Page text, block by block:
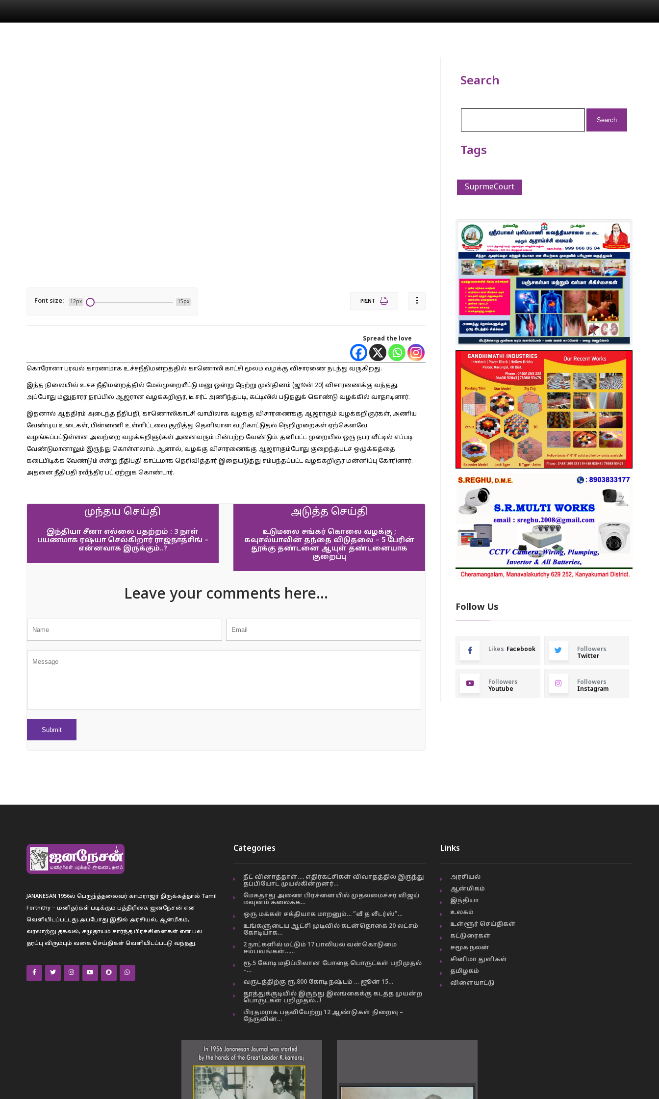
Font size: 12px 15px PRINT
Spread the love
கொரோனா பரவல் காரணமாக உச்சநீதிமன்றத்தில் காணொலி காட்சி மூலம் வழக்கு விசாரணை நடந்து வருகிறது.
இந்த நிலையில் உச்ச நீதிமன்றத்தில் மேல்முறையீட்டு மனு ஒன்று நேற்று முன்தினம் (ஜூன் 20) விசாரணைக்கு வந்தது.
அப்போது மனுதாரர் தரப்பில் ஆஜரான வழக்கறிஞர், டீ சர்ட் அணிந்தபடி, கட்டிலில் படுத்துக் கொண்டு வழக்கில் வாதாடினார்.
இதனால் ஆத்திரம் அடைந்த நீதிபதி, காணொலிகாட்சி வாயிலாக வழக்கு விசாரணைக்கு ஆஜராகும் வழக்கறிஞர்கள், அணிய
வேண்டிய உடைகள், பின்னணி உள்ளிட்டவை குறித்து தெளிவான வழிகாட்டுதல் நெறிமுறைகள் ஏற்கெனவே
வழங்கப்பட்டுள்ளன.அவற்றை வழக்கறிஞர்கள் அனைவரும் பின்பற்ற வேண்டும். தனிபட்ட முறையில் ஒரு நபர் வீட்டில் எப்படி
வேண்டுமானாலும் இருந்து கொள்ளலாம். ஆனால், வழக்கு விசாரணைக்கு ஆஜராகும்போது குறைந்தபட்ச ஒழுக்கத்தை
கடைபிடிக்க வேண்டும் என்று நீதிபதி காட்டமாக தெரிவித்தார்.இதையடுத்து சம்பந்தப்பட்ட வழக்கறிஞர் மன்னிப்பு கோரினார்.
அதனை நீதிபதி ரவீந்திர பட் ஏற்றுக் கொண்டார்.
முந்தய செய்தி
இந்தியா சீனா எல்லை பதற்றம் : 3 நாள்
பயணமாக ரஷ்யா செல்கிறார் ராஜ்நாத்சிங் –
என்னவாக இருக்கும்..?
அடுத்த செய்தி
உடுமலை சங்கர் கொலை வழக்கு ;
கவுசல்யாவின் தந்தை விடுதலை – 5 பேரின்
தூக்கு தண்டனை ஆயுள் தண்டனையாக
குறைப்பு
Leave your comments here...
Search
Tags
SuprmeCourt
Follow Us
Likes Facebook
Followers
Twitter
Followers
Youtube
Followers
Instagram
JANANESAN 1956ல் பெருந்த்தலைவர் காமராஜர் திருக்கத்தால் Tamil
Fortnithy – மனிதர்கள் படிக்கும் பத்திரிகை ஐனநேசன் என
வெளியிடப்பட்டது.அப்போது இதில் அரசியல், ஆன்மீகம்,
வரலாற்று தகவல், சமுதாயம் சார்ந்த பிரச்சினைகள் என பல
தரப்பு விரும்பும் வகை செய்திகள் வெளியிடப்பட்டு வந்தது.
Categories
நீட் வினாத்தாள்…. எதிர்கட்சிகள் விவாதத்தில் இருந்து
தப்பியோட முயல்கின்றனர்…
மேகதாது அணை பிரச்னையில் முதலமைச்சர் விஜய்
மவுனம் கலைக்க…
ஒரு மக்கள் சக்தியாக மாறனும்… “வீ த லீடர்ஸ்”…
உங்களுடைய ஆட்சி முடிவில் கடன்தொகை 20 லட்சம்
கோடியாக…
2 நாட்களில் மட்டும் 17 பாலியல் வன்கொடுமை
சம்பவங்கள்……
ரூ.5 கோடி மதிப்பிலான போதை பொருட்கள் பறிமுதல்
–…
வருடத்திற்கு ரூ.800 கோடி நஷ்டம் … ஜூன் 15…
தூத்துக்குடியில் இருந்து இலங்கைக்கு கடத்த முயன்ற
பொருட்கள் பறிமுதல்…!
பிரதமராக பதவியேற்று 12 ஆண்டுகள் நிறைவு –
நேருவின்…
Links
அரசியல்
ஆன்மிகம்
இந்தியா
உலகம்
உள்ளூர் செய்திகள்
கட்டுரைகள்
சமூக நலன்
சினிமா துளிகள்
தமிழகம்
விளையாட்டு